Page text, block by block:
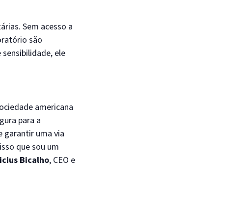
Sem acesso a
são
ele
americana
para a
garantir uma via
que sou um
Bicalho, CEO e